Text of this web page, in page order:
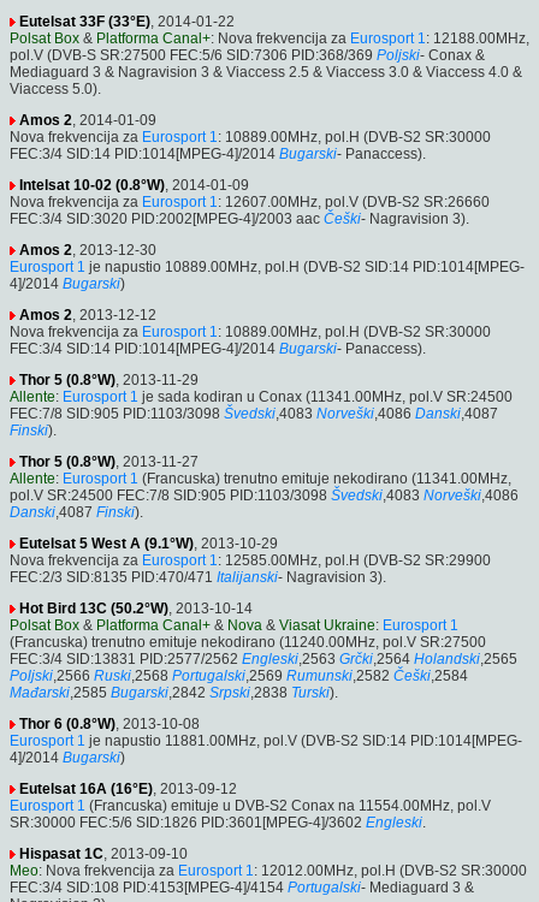
Eutelsat 33F (33°E), 2014-01-22
Polsat Box & Platforma Canal+: Nova frekvencija za Eurosport 1: 12188.00MHz,
pol.V (DVB-S SR:27500 FEC:5/6 SID:7306 PID:368/369 Poljski- Conax &
Mediaguard 3 & Nagravision 3 & Viaccess 2.5 & Viaccess 3.0 & Viaccess 4.0 &
Viaccess 5.0).
Amos 2, 2014-01-09
Nova frekvencija za Eurosport 1: 10889.00MHz, pol.H (DVB-S2 SR:30000
FEC:3/4 SID:14 PID:1014[MPEG-4]/2014 Bugarski- Panaccess).
Intelsat 10-02 (0.8°W), 2014-01-09
Nova frekvencija za Eurosport 1: 12607.00MHz, pol.V (DVB-S2 SR:26660
FEC:3/4 SID:3020 PID:2002[MPEG-4]/2003 aac Češki- Nagravision 3).
Amos 2, 2013-12-30
Eurosport 1 je napustio 10889.00MHz, pol.H (DVB-S2 SID:14 PID:1014[MPEG-
4]/2014 Bugarski)
Amos 2, 2013-12-12
Nova frekvencija za Eurosport 1: 10889.00MHz, pol.H (DVB-S2 SR:30000
FEC:3/4 SID:14 PID:1014[MPEG-4]/2014 Bugarski- Panaccess).
Thor 5 (0.8°W), 2013-11-29
Allente: Eurosport 1 je sada kodiran u Conax (11341.00MHz, pol.V SR:24500
FEC:7/8 SID:905 PID:1103/3098 Švedski,4083 Norveški,4086 Danski,4087
Finski).
Thor 5 (0.8°W), 2013-11-27
Allente: Eurosport 1 (Francuska) trenutno emituje nekodirano (11341.00MHz,
pol.V SR:24500 FEC:7/8 SID:905 PID:1103/3098 Švedski,4083 Norveški,4086
Danski,4087 Finski).
Eutelsat 5 West A (9.1°W), 2013-10-29
Nova frekvencija za Eurosport 1: 12585.00MHz, pol.H (DVB-S2 SR:29900
FEC:2/3 SID:8135 PID:470/471 Italijanski- Nagravision 3).
Hot Bird 13C (50.2°W), 2013-10-14
Polsat Box & Platforma Canal+ & Nova & Viasat Ukraine: Eurosport 1
(Francuska) trenutno emituje nekodirano (11240.00MHz, pol.V SR:27500
FEC:3/4 SID:13831 PID:2577/2562 Engleski,2563 Grčki,2564 Holandski,2565
Poljski,2566 Ruski,2568 Portugalski,2569 Rumunski,2582 Češki,2584
Mađarski,2585 Bugarski,2842 Srpski,2838 Turski).
Thor 6 (0.8°W), 2013-10-08
Eurosport 1 je napustio 11881.00MHz, pol.V (DVB-S2 SID:14 PID:1014[MPEG-
4]/2014 Bugarski)
Eutelsat 16A (16°E), 2013-09-12
Eurosport 1 (Francuska) emituje u DVB-S2 Conax na 11554.00MHz, pol.V
SR:30000 FEC:5/6 SID:1826 PID:3601[MPEG-4]/3602 Engleski.
Hispasat 1C, 2013-09-10
Meo: Nova frekvencija za Eurosport 1: 12012.00MHz, pol.H (DVB-S2 SR:30000
FEC:3/4 SID:108 PID:4153[MPEG-4]/4154 Portugalski- Mediaguard 3 &